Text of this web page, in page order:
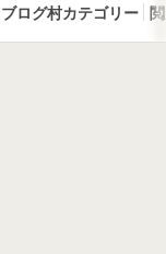
ブログ村カテゴリー